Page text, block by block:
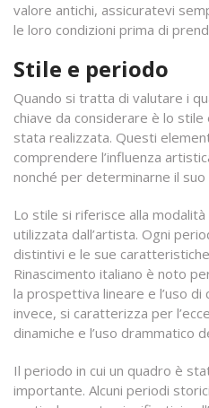
valore antichi, assicuratevi
le loro condizioni prima di
Stile e periodo
Quando si tratta di valutare i
chiave da considerare è lo stile
stata realizzata. Questi
comprendere l’influenza
nonché per determinarne il suo
Lo stile si riferisce alla
utilizzata dall’artista. Ogni
distintivi e le sue
Rinascimento italiano è noto
la prospettiva lineare e l’uso di
invece, si caratterizza per
dinamiche e l’uso drammatico
Il periodo in cui un quadro è
importante. Alcuni periodi